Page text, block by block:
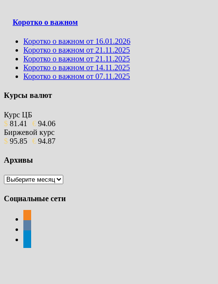
Коротко о важном
Коротко о важном от 16.01.2026
Коротко о важном от 21.11.2025
Коротко о важном от 21.11.2025
Коротко о важном от 14.11.2025
Коротко о важном от 07.11.2025
Курсы валют
Курс ЦБ
$ 81.41 € 94.06
Биржевой курс
$ 95.85 € 94.87
Архивы
Архивы
Социальные сети